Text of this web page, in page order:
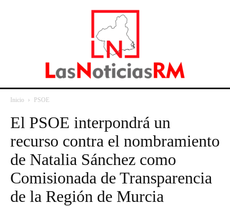
Inicio PSOE
El PSOE interpondrá un
recurso contra el nombramiento
de Natalia Sánchez como
Comisionada de Transparencia
de la Región de Murcia